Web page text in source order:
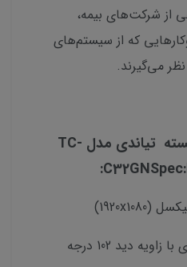
از شرکت‌های بیمه،
که از سیستم‌های
می‌گیرند.
مشخصات دوربین مداربسته تیاندی مدل TC-